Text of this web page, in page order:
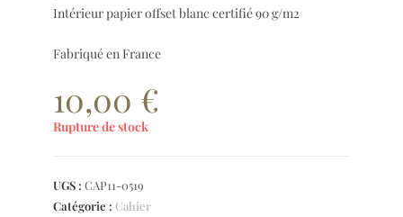
Intérieur papier offset blanc certifié 90 g/m2
Fabriqué en France
10,00 €
Rupture de stock
UGS :CAP11-0519
Catégorie :Cahier